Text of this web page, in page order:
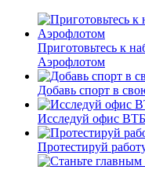
Приготовьтесь к
Аэрофлотом
Добавь спорт в
Исследуй офис
Протестируй